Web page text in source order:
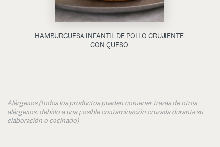
HAMBURGUESA INFANTIL DE POLLO CRUJIENTE
CON QUESO
Alérgenos (todos los productos pueden contener trazas de otros
alérgenos, debido a una posible contaminación cruzada durante su
elaboración o cocinado)